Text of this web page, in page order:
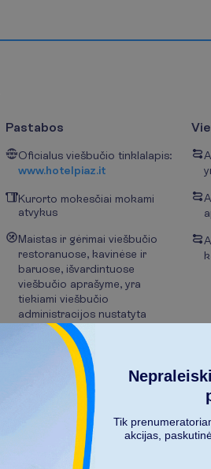
Pastabos
Oficialus viešbučio tinklalapis:
www.hotelpiaz.it
Kurorto mokesčiai mokami
atvykus
Maistas ir gėrimai viešbučio
restoranuose, kavinėse ir
baruose, išvardintuose
viešbučio aprašyme, yra
tiekiami viešbučio
administracijos nustatyta
tvarka ir yra mokami
priklausomai nuo užsisakyto
maitinimo tipo
Viešbučio interneto
svetainėje pateiktą
informaciją ruošia ir atnaujina
viešbučio administracija.
NOVATURAS neatsako už
viešbučio interneto svetainėje
Tik
akcijas,